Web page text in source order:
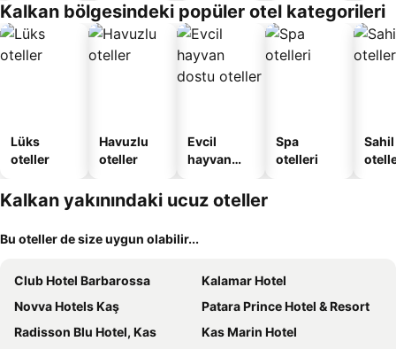
oteller
Apart
Daire
Kalkan bölgesindeki popüler otel kategorileri
Lüks
oteller
Havuzlu
oteller
Evcil
hayvan
oteller
Spa
otelleri
Sahil
Kalkan yakınındaki ucuz oteller
Bu oteller de size uygun olabilir...
Club Hotel Barbarossa
Kalamar Hotel
Novva Hotels Kaş
Patara Prince Hotel & Resort
Radisson Blu Hotel, Kas
Kas Marin Hotel